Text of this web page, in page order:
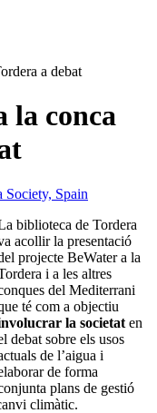
a debat
la conca
Society, Spain
biblioteca de Tordera
acollir la presentació
projecte BeWater a la
i a les altres
del Mediterrani
té com a objectiu
la societat en
debat sobre els usos
de l’aigua i
de forma
plans de gestió
climàtic.